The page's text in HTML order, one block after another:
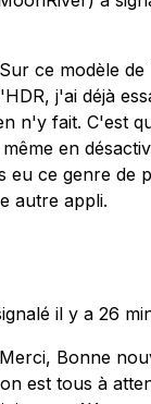
ce modèle de
j'ai déjà
n'y fait. C'est
en
eu ce genre de
autre appli.
il y a 26
Bonne
est tous à